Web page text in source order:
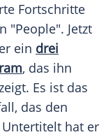
Fortschritte
"People". Jetzt
ein drei
, das ihn
Es ist das
, das den
hat er